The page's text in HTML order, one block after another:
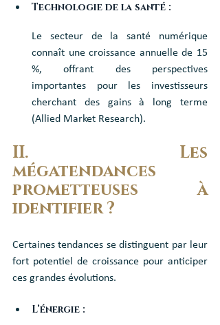
Technologie de la santé :
Le secteur de la santé numérique
connaît une croissance annuelle de 15
%, offrant des perspectives
importantes pour les investisseurs
cherchant des gains à long terme
(Allied Market Research).
II. Les
mégatendances
prometteuses à
identifier ?
Certaines tendances se distinguent par leur
fort potentiel de croissance pour anticiper
ces grandes évolutions.
L’énergie :